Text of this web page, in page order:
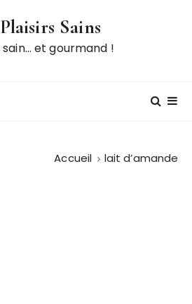
Sains
sain… et gourmand !
Accueil lait d’amande